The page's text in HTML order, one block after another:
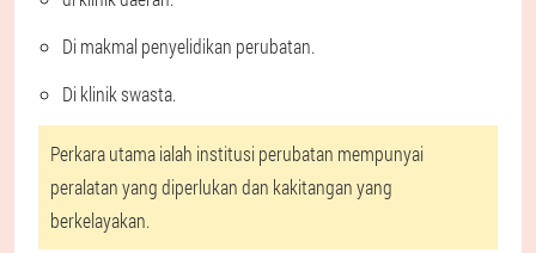
Di makmal penyelidikan perubatan.
Di klinik swasta.
Perkara utama ialah institusi perubatan mempunyai
peralatan yang diperlukan dan kakitangan yang
berkelayakan.